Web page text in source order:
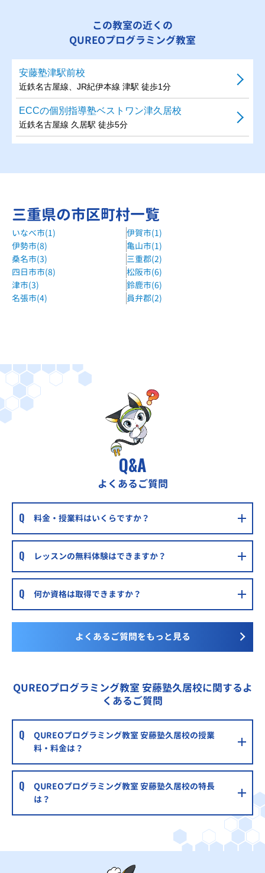
この教室の近くの
QUREOプログラミング教室
安藤塾津駅前校
近鉄名古屋線、JR紀伊本線 津駅 徒歩1分
ECCの個別指導塾ベストワン津久居校
近鉄名古屋線 久居駅 徒歩5分
三重県の市区町村一覧
いなべ市(1)
伊賀市(1)
伊勢市(8)
亀山市(1)
桑名市(3)
三重郡(2)
四日市市(8)
松阪市(6)
津市(3)
鈴鹿市(6)
名張市(4)
員弁郡(2)
Q&A
よくあるご質問
料金・授業料はいくらですか？
レッスンの無料体験はできますか？
何か資格は取得できますか？
よくあるご質問をもっと見る
QUREOプログラミング教室 安藤塾久居校に関するよ
くあるご質問
QUREOプログラミング教室 安藤塾久居校の授業
料・料金は？
QUREOプログラミング教室 安藤塾久居校の特長
は？